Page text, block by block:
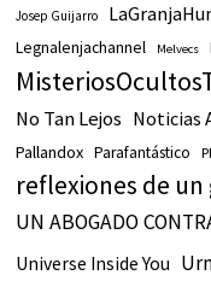
Josep Guijarro
Legnalenjachannel Melvecs
No Tan Lejos Noticias
Pallandox Parafantástico
reflexiones de un
UN ABOGADO
Universe Inside You